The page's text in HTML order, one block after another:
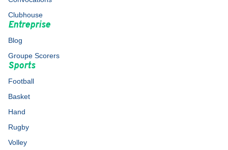
Clubhouse
Entreprise
Blog
Groupe Scorers
Sports
Football
Basket
Hand
Rugby
Volley